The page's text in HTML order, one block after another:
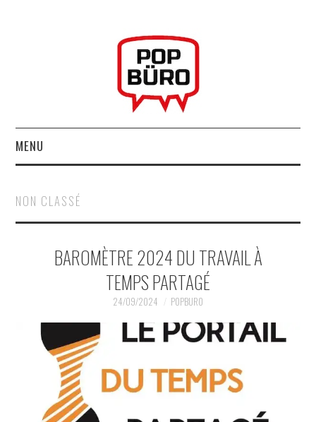
MENU
MUSIQUESACTUELLES.NET
GABBA GABBA HEY !
INDÉPENDANTS
DOKO
NON CLASSÉ
BAROMÈTRE 2024 DU TRAVAIL À
TEMPS PARTAGÉ
24/09/2024 POPBURO